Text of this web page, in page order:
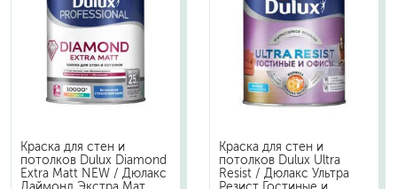
Краска для стен и
потолков Dulux Diamond
Extra Matt NEW / Дюлакс
Краска для стен и
потолков Dulux Ultra
Resist / Дюлакс Ультра